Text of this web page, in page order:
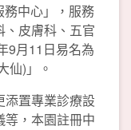
中心」，服務
皮膚科、五官
9月11日易名為
仙)」。
添置專業診療設
，本園註冊中